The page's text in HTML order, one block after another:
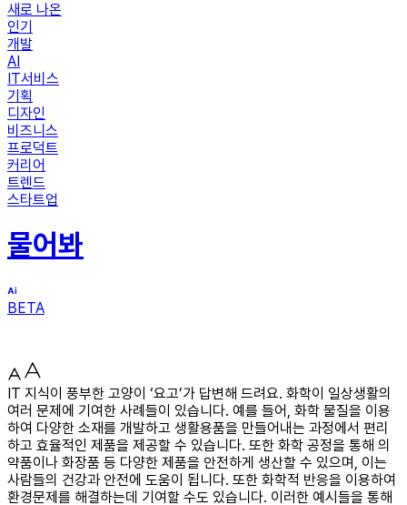
새로 나온
인기
개발
AI
IT서비스
기획
디자인
비즈니스
프로덕트
커리어
트렌드
스타트업
물어봐
BETA
IT 지식이 풍부한 고양이 ‘요고’가 답변해 드려요. 화학이 일상생활의
여러 문제에 기여한 사례들이 있습니다. 예를 들어, 화학 물질을 이용
하여 다양한 소재를 개발하고 생활용품을 만들어내는 과정에서 편리
하고 효율적인 제품을 제공할 수 있습니다. 또한 화학 공정을 통해 의
약품이나 화장품 등 다양한 제품을 안전하게 생산할 수 있으며, 이는
사람들의 건강과 안전에 도움이 됩니다. 또한 화학적 반응을 이용하여
환경문제를 해결하는데 기여할 수도 있습니다. 이러한 예시들을 통해